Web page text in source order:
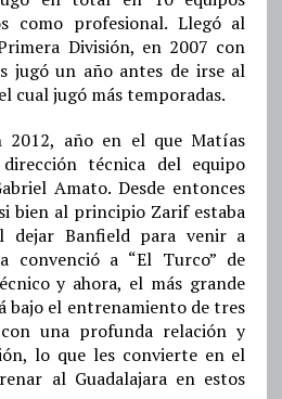
como profesional. Llegó al
División, en 2007 con
jugó un año antes de irse al
cual jugó más temporadas.
2012, año en el que Matías
técnica del equipo
Amato. Desde entonces
bien al principio Zarif estaba
dejar Banfield para venir a
convenció a “El Turco” de
y ahora, el más grande
bajo el entrenamiento de tres
una profunda relación y
lo que les convierte en el
al Guadalajara en estos